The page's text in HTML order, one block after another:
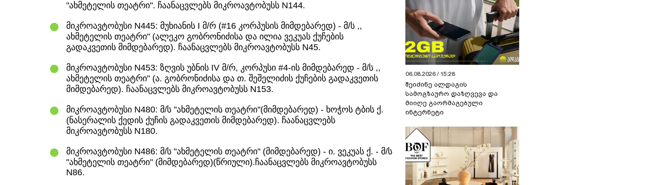
"ახმეტელის თეატრი". ჩაანაცვლებს მიკროავტობუსს N144.
მიკროავტობუსი N445: მუხიანის I მ/რ (#16 კორპუსის მიმდებარედ) - მ/ს ,,
ახმეტელის თეატრი" (ალეკო გობრონიძისა და ილია ვეკუას ქუჩების
გადაკვეთის მიმდებარედ). ჩაანაცვლებს მიკროავტობუსს N45.
მიკროავტობუსი N453: ზღვის უბნის IV მ/რ, კორპუსი #4-ის მიმდებარედ - მ/ს ,,
ახმეტელის თეატრი" (ა. გობრონიძისა და თ. შეშელიძის ქუჩების გადაკვეთის
მიმდებარედ). ჩაანაცვლებს მიკროავტობუსს N153.
მიკროავტობუსი N480: მ/ს "ახმეტელის თეატრი"(მიმდებარედ) - ხოჭოს ტბის ქ.
(ნასერალის ქედის ქუჩის გადაკვეთის მიმდებარედ). ჩაანაცვლებს
მიკროავტობუსს N180.
მიკროავტობუსი N486: მ/ს "ახმეტელის თეატრი" (მიმდებარედ) - ი. ვეკუას ქ. - მ/ს
"ახმეტელის თეატრი" (მიმდებარედ)(წრიული).ჩაანაცვლებს მიკროავტობუსს
N86.
06.08.2026 / 15:28
შეიძინე ალდაგის
სამოგზაურო დაზღვევა და
მიიღე გაორმაგებული
ინტერნეტი